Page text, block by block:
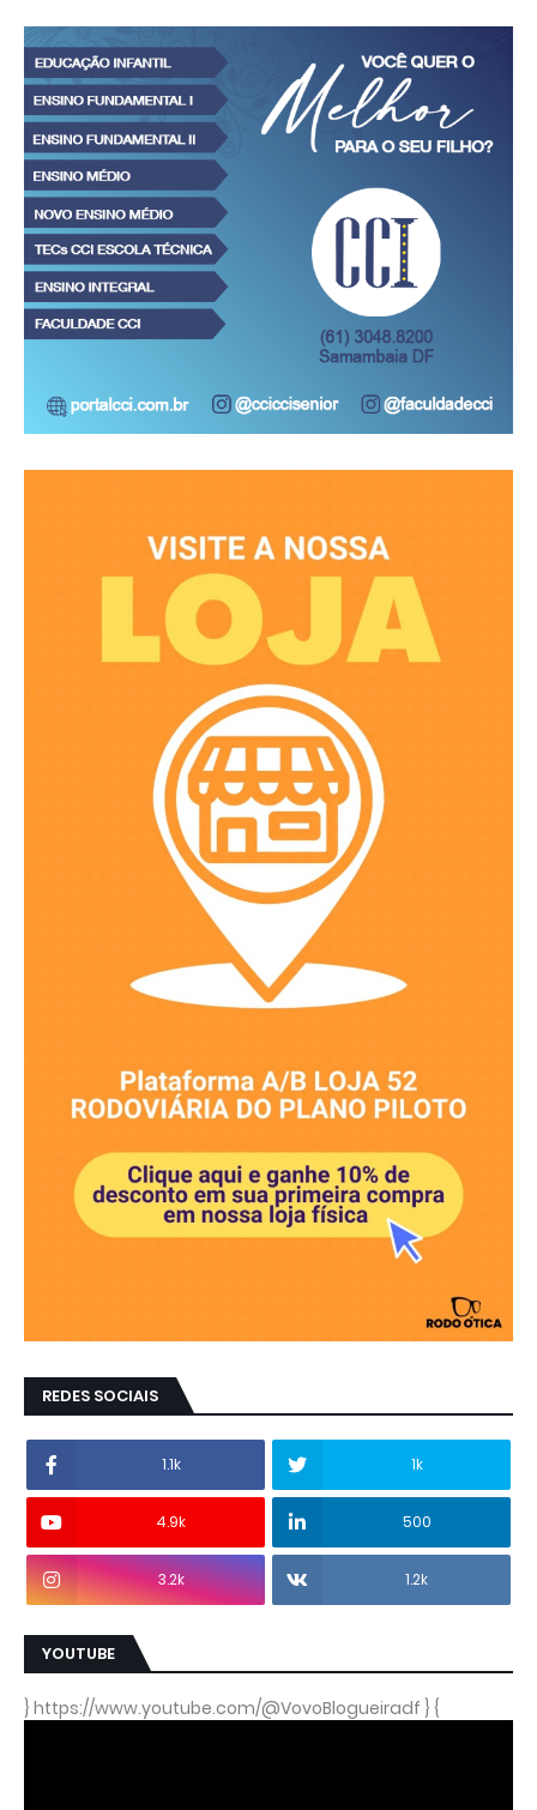
REDES SOCIAIS
1.1k 1k
4.9k 500
3.2k 1.2k
YOUTUBE
} https://www.youtube.com/@VovoBlogueiradf } {